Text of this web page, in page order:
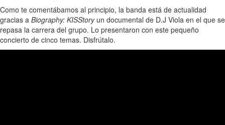
Como te comentábamos al principio, la banda está de actualidad
gracias a Biography: KISStoryun documental de D.J Viola en el que se
repasa la carrera del grupo. Lo presentaron con este pequeño
concierto de cinco temas. Disfrútalo.